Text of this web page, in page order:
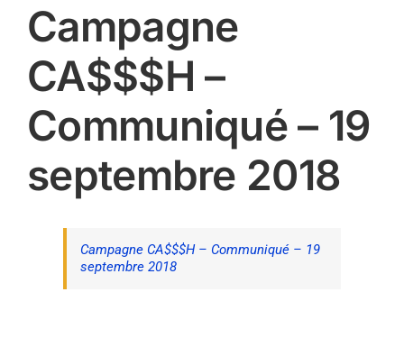
Campagne
CA$$$H –
Communiqué – 19
septembre 2018
Campagne CA$$$H – Communiqué – 19
septembre 2018